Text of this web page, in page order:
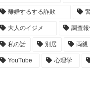
離婚するする詐欺
大人のイジメ 調査
私の話 別居 両親
YouTube 心理学